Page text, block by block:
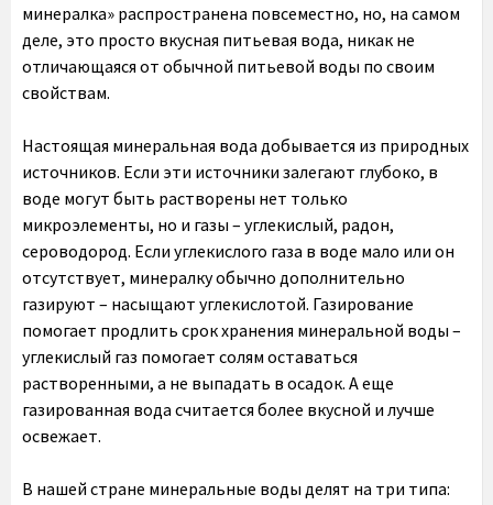
минералка» распространена повсеместно, но, на самом
деле, это просто вкусная питьевая вода, никак не
отличающаяся от обычной питьевой воды по своим
свойствам.
Настоящая минеральная вода добывается из природных
источников. Если эти источники залегают глубоко, в
воде могут быть растворены нет только
микроэлементы, но и газы – углекислый, радон,
сероводород. Если углекислого газа в воде мало или он
отсутствует, минералку обычно дополнительно
газируют – насыщают углекислотой. Газирование
помогает продлить срок хранения минеральной воды –
углекислый газ помогает солям оставаться
растворенными, а не выпадать в осадок. А еще
газированная вода считается более вкусной и лучше
освежает.
В нашей стране минеральные воды делят на три типа: